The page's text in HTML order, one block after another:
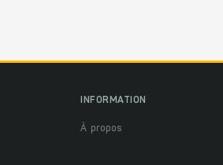
INFORMATION
À propos